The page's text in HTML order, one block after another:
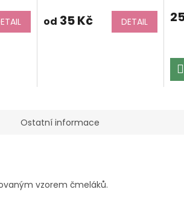
produktu
je
od 35 Kč DETAIL
Ostatní informace
vzorem čmeláků.